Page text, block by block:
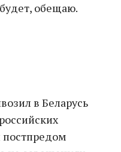
обещаю.
в Беларусь
постпредом